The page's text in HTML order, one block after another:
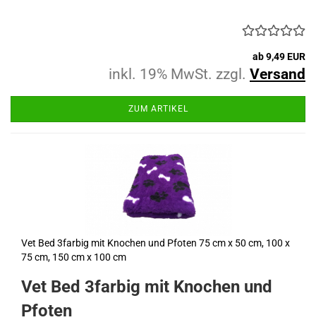
ab 9,49 EUR
inkl. 19% MwSt. zzgl. Versand
ZUM ARTIKEL
Vet Bed 3farbig mit Knochen und Pfoten 75 cm x 50 cm, 100 x
75 cm, 150 cm x 100 cm
Vet Bed 3farbig mit Knochen und
Pfoten